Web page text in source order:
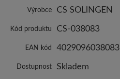
Výrobce CS SOLINGEN
Kód produktu CS-038083
EAN kód 4029096038083
Dostupnost Skladem